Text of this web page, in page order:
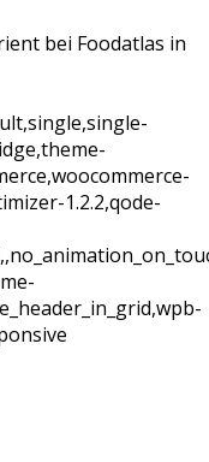
bei Foodatlas in
1.2.2,qode-